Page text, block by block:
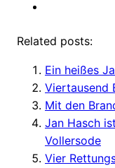
Related posts:
Ein heißes
Viertausend
Mit den
Jan Hasch
Vollersode
Vier